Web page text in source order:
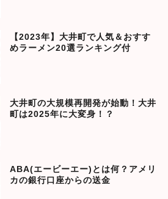
【2023年】大井町で人気＆おすす
めラーメン20選ランキング付
大井町の大規模再開発が始動！大井
町は2025年に大変身！？
ABA(エービーエー)とは何？アメリ
カの銀行口座からの送金